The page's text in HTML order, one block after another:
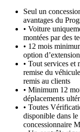
Seul un
avantages du
• Voiture
montées par des
• 12 mois
option
• Tout services et
remise du
remis au clients
• Minimum 12
déplacements
• Toutes
disponible dans le
concessionnaire